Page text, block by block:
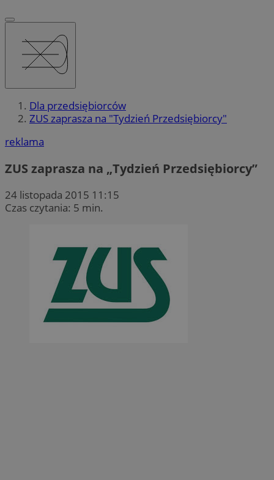
Dla przedsiębiorców
ZUS zaprasza na "Tydzień Przedsiębiorcy"
reklama
ZUS zaprasza na „Tydzień Przedsiębiorcy”
24 listopada 2015 11:15
Czas czytania: 5 min.